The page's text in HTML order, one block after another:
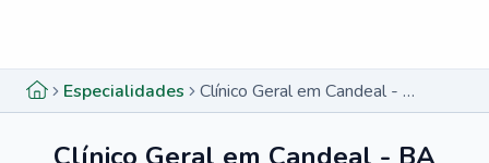
Especialidades Clínico Geral em Candeal - BA